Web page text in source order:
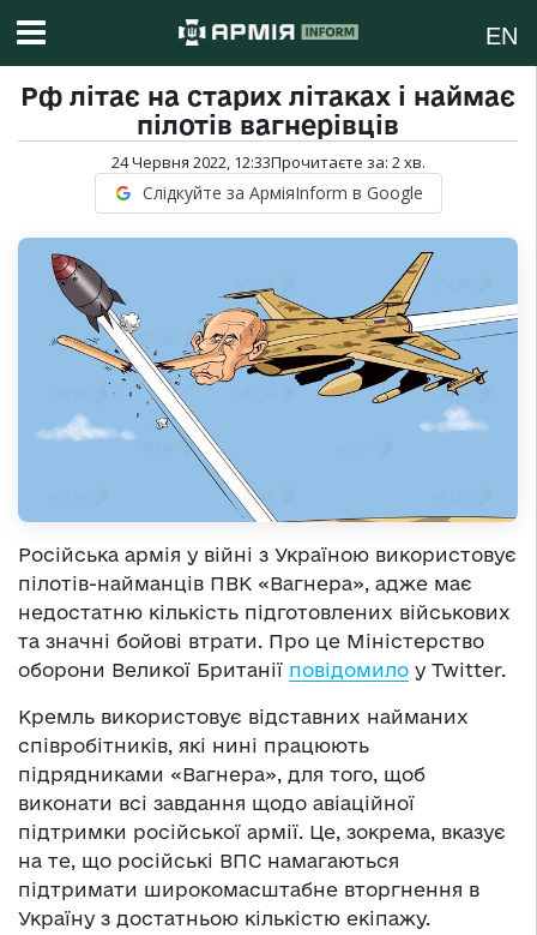
EN
Рф літає на старих літаках і наймає
пілотів вагнерівців
24 Червня 2022, 12:33Прочитаєте за: 2хв.
Слідкуйте за АрміяInform в Google
Російська армія у війні з Україною використовує
пілотів-найманців ПВК «Вагнера», адже має
недостатню кількість підготовлених військових
та значні бойові втрати. Про це Міністерство
оборони Великої Британії повідомило у Twitter.
Кремль використовує відставних найманих
співробітників, які нині працюють
підрядниками «Вагнера», для того, щоб
виконати всі завдання щодо авіаційної
підтримки російської армії. Це, зокрема, вказує
на те, що російські ВПС намагаються
підтримати широкомасштабне вторгнення в
Україну з достатньою кількістю екіпажу.